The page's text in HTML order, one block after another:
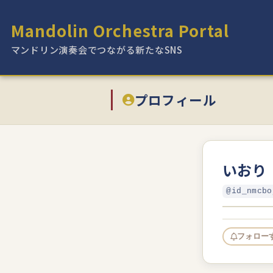
Mandolin Orchestra Portal
マンドリン演奏会でつながる新たなSNS
プロフィール
いおり
フォロー